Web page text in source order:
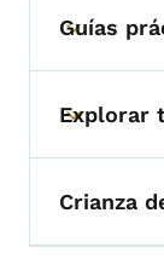
Toggle
Guías
Toggle
Explorar
Crianza